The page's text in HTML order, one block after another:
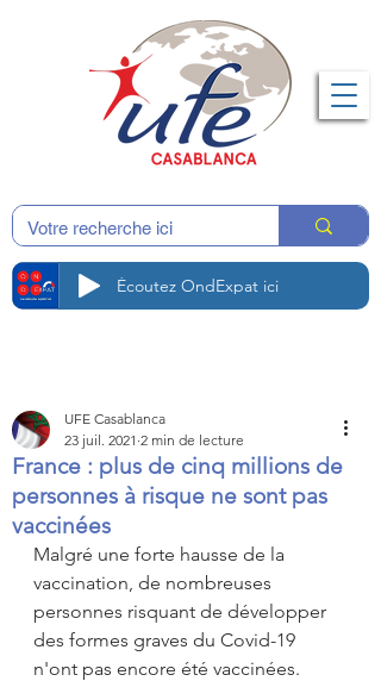
Écoutez OndExpat ici
France : plus de cinq millions de
personnes à risque ne sont pas
vaccinées
UFE Casablanca
23 juil. 2021 2 min de lecture
Malgré une forte hausse de la
vaccination, de nombreuses
personnes risquant de développer
des formes graves du Covid-19
n'ont pas encore été vaccinées.